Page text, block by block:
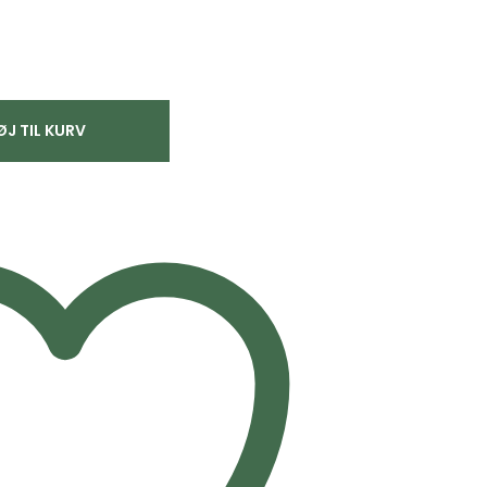
TIL KURV